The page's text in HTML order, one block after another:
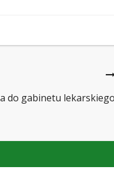
do gabinetu lekarskiego